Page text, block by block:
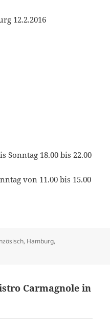
Sonntag 18.00 bis 22.00
von 11.00 bis 15.00
, Hamburg,
Carmagnole in